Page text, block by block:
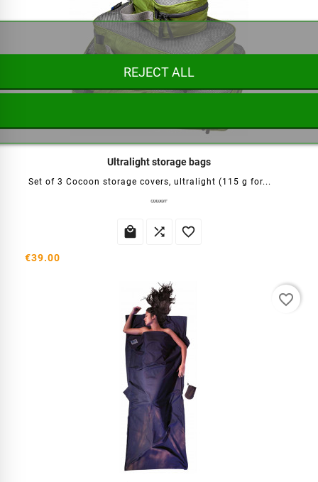
Ultralight storage bags
Set of 3 Cocoon storage covers, ultralight (115 g for...
  
€39.00
favorite_border
REJECT ALL